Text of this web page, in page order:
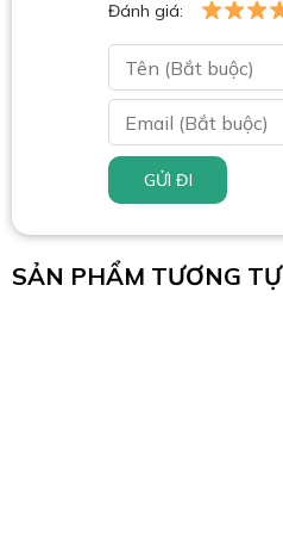
Đánh giá:
GỬI ĐI
SẢN PHẨM TƯƠNG TỰ